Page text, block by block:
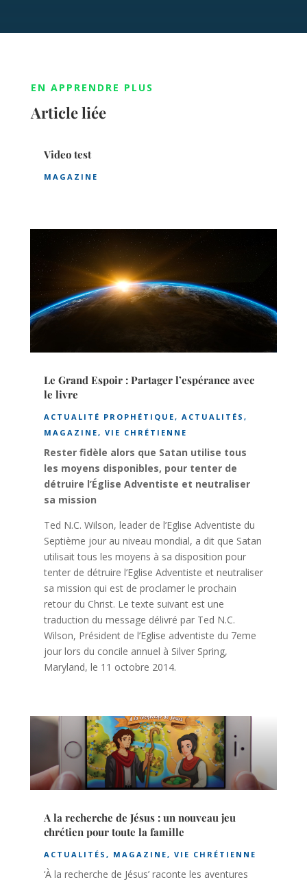
EN APPRENDRE PLUS
Article liée
Video test
MAGAZINE
Le Grand Espoir : Partager l’espérance avec
le livre
ACTUALITÉ PROPHÉTIQUE, ACTUALITÉS ,
MAGAZINE, VIE CHRÉTIENNE
Rester fidèle alors que Satan utilise tous
les moyens disponibles, pour tenter de
détruire l’Église Adventiste et neutraliser
sa mission
Ted N.C. Wilson, leader de l’Eglise Adventiste du
Septième jour au niveau mondial, a dit que Satan
utilisait tous les moyens à sa disposition pour
tenter de détruire l’Eglise Adventiste et neutraliser
sa mission qui est de proclamer le prochain
retour du Christ. Le texte suivant est une
traduction du message délivré par Ted N.C.
Wilson, Président de l’Eglise adventiste du 7eme
jour lors du concile annuel à Silver Spring,
Maryland, le 11 octobre 2014.
A la recherche de Jésus : un nouveau jeu
chrétien pour toute la famille
ACTUALITÉS , MAGAZINE, VIE CHRÉTIENNE
‘À la recherche de Jésus’ raconte les aventures